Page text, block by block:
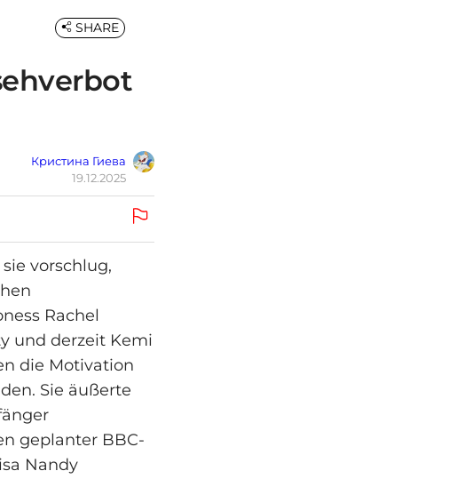
Кристина Гиева
19.12.2025
SHARE
vorschlug,
Rachel
und derzeit Kemi
die Motivation
Sie äußerte
geplanter BBC-
Nandy